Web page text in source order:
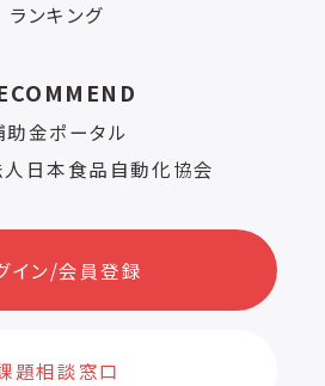
ランキング
助金ポータル
日本食品自動化協会
イン/会員登録
題相談窓口